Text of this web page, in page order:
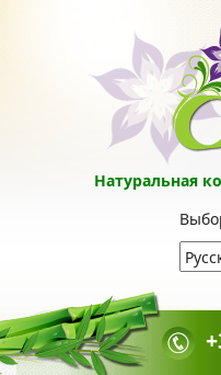
Натуральная